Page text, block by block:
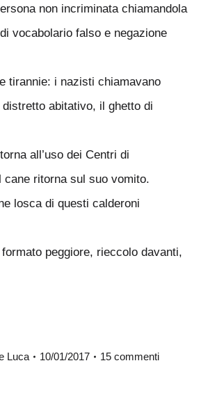
non incriminata chiamandola
vocabolario falso e negazione
tirannie: i nazisti chiamavano
distretto abitativo, il ghetto di
all’uso dei Centri di
cane ritorna sul suo vomito.
losca di questi calderoni
peggiore, rieccolo davanti,
Luca 10/01/2017 15 commenti